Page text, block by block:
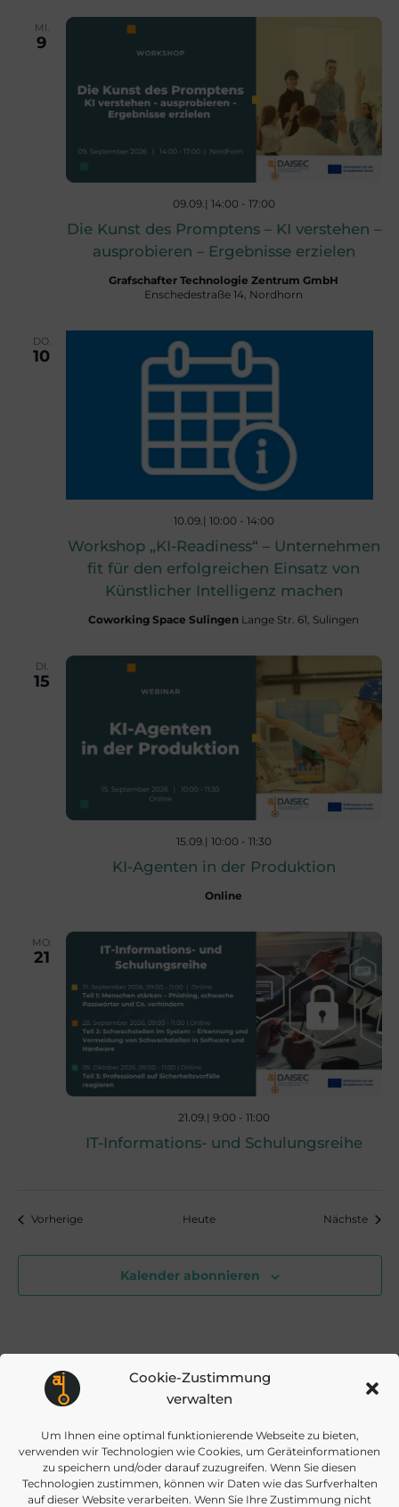
Cookie-Zustimmung
verwalten
Um Ihnen eine optimal funktionierende Webseite zu bieten,
verwenden wir Technologien wie Cookies, um Geräteinformationen
zu speichern und/oder darauf zuzugreifen. Wenn Sie diesen
Technologien zustimmen, können wir Daten wie das Surfverhalten
auf dieser Website verarbeiten. Wenn Sie Ihre Zustimmung nicht
e
u
n
d
A
n
c
h
t
e
n
,
N
v
i
g
a
t
i
n
N
v
i
MI.
9
Die Kunst des Promptens – KI verstehen –
ausprobieren – Ergebnisse erzielen
09.09.| 14:00 - 17:00
Grafschafter Technologie Zentrum GmbH
Enschedestraße 14, Nordhorn
DO.
10
Workshop „KI-Readiness“ – Unternehmen
fit für den erfolgreichen Einsatz von
Künstlicher Intelligenz machen
10.09.| 10:00 - 14:00
Coworking Space Sulingen Lange Str. 61, Sulingen
DI.
15
KI-Agenten in der Produktion
15.09.| 10:00 - 11:30
Online
MO.
21
IT-Informations- und Schulungsreihe
21.09.| 9:00 - 11:00
VorherigeVeranstaltungen Heute Nächste
Kalender abonnieren
Appelstr. 4
30167 Hannover
info@daisec.de
Kontakt aufnehmen